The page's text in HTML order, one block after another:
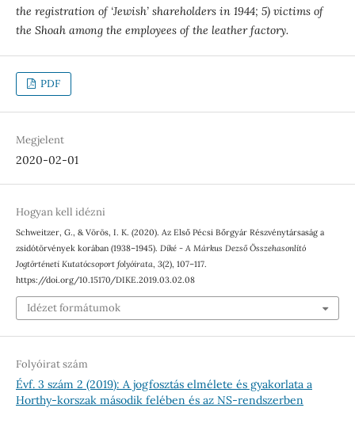
the registration of ‘Jewish’ shareholders in 1944; 5) victims of
the Shoah among the employees of the leather factory.
PDF
Megjelent
2020-02-01
Hogyan kell idézni
Schweitzer, G., & Vörös, I. K. (2020). Az Első Pécsi Bőrgyár Részvénytársaság a
zsidótörvények korában (1938–1945). Díké - A Márkus Dezső Összehasonlító
Jogtörténeti Kutatócsoport folyóirata, 3(2), 107–117.
https://doi.org/10.15170/DIKE.2019.03.02.08
Idézet formátumok
Folyóirat szám
Évf. 3 szám 2 (2019): A jogfosztás elmélete és gyakorlata a
Horthy-korszak második felében és az NS-rendszerben